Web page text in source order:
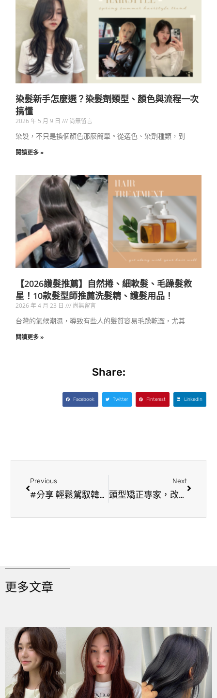
染髮新手怎麼選？染髮劑類型、顏色與流程一次
搞懂
2026 年 5 月 9 日 尚無留言
染髮，不只是換個顏色那麼簡單。從選色、染劑種類，到
閱讀更多 »
【2026護髮推薦】自然捲、細軟髮、毛躁髮救
星！10款髮型師推薦洗髮精、護髮用品！
2026 年 4 月 23 日 尚無留言
台灣的氣候潮濕，導致有些人的髮質容易毛躁乾澀，尤其
閱讀更多 »
Share:
Facebook Twitter Pinterest LinkedIn
Previous
#分享 輕鬆駕馭韓式髮根燙連女生看到都喜歡
Next
頭型矯正專家，改善頭髮扁塌的問題!!
更多文章